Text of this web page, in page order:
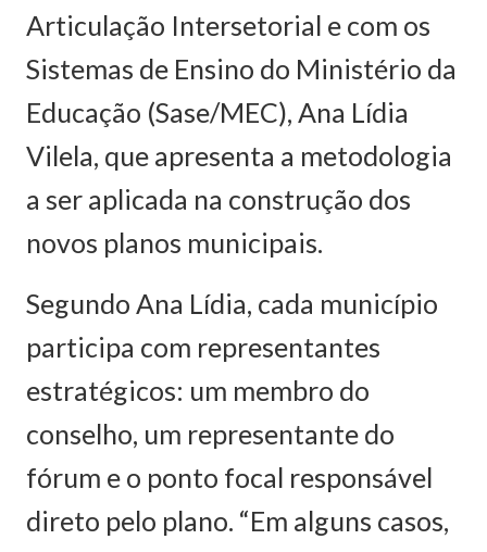
Articulação Intersetorial e com os
Sistemas de Ensino do Ministério da
Educação (Sase/MEC), Ana Lídia
Vilela, que apresenta a metodologia
a ser aplicada na construção dos
novos planos municipais.
Segundo Ana Lídia, cada município
participa com representantes
estratégicos: um membro do
conselho, um representante do
fórum e o ponto focal responsável
direto pelo plano. “Em alguns casos,